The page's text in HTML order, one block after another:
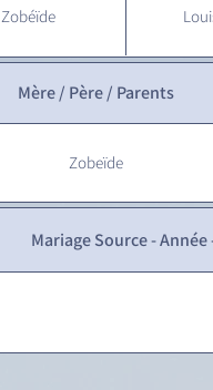
Zobéïde
Mère / Père / Parents
Zobeïde
Mariage Source - Année